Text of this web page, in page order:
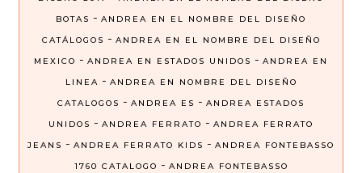
BOTAS - ANDREA EN EL NOMBRE DEL DISEÑO
CATÁLOGOS - ANDREA EN EL NOMBRE DEL DISEÑO
MEXICO - ANDREA EN ESTADOS UNIDOS - ANDREA EN
LINEA - ANDREA EN NOMBRE DEL DISEÑO
CATALOGOS - ANDREA ES - ANDREA ESTADOS
UNIDOS - ANDREA FERRATO - ANDREA FERRATO
JEANS - ANDREA FERRATO KIDS - ANDREA FONTEBASSO
1760 CATALOGO - ANDREA FONTEBASSO